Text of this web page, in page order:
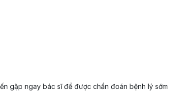
gặp ngay bác sĩ để được chẩn đoán bệnh lý sớm